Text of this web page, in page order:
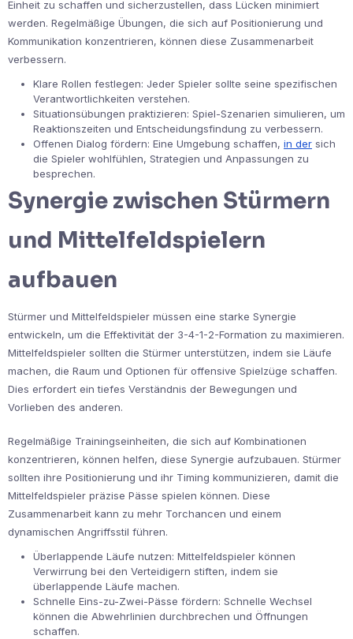
Einheit zu schaffen und sicherzustellen, dass Lücken minimiert
werden. Regelmäßige Übungen, die sich auf Positionierung und
Kommunikation konzentrieren, können diese Zusammenarbeit
verbessern.
Klare Rollen festlegen: Jeder Spieler sollte seine spezifischen
Verantwortlichkeiten verstehen.
Situationsübungen praktizieren: Spiel-Szenarien simulieren, um
Reaktionszeiten und Entscheidungsfindung zu verbessern.
Offenen Dialog fördern: Eine Umgebung schaffen, in der sich
die Spieler wohlfühlen, Strategien und Anpassungen zu
besprechen.
Synergie zwischen Stürmern
und Mittelfeldspielern
aufbauen
Stürmer und Mittelfeldspieler müssen eine starke Synergie
entwickeln, um die Effektivität der 3-4-1-2-Formation zu maximieren.
Mittelfeldspieler sollten die Stürmer unterstützen, indem sie Läufe
machen, die Raum und Optionen für offensive Spielzüge schaffen.
Dies erfordert ein tiefes Verständnis der Bewegungen und
Vorlieben des anderen.
Regelmäßige Trainingseinheiten, die sich auf Kombinationen
konzentrieren, können helfen, diese Synergie aufzubauen. Stürmer
sollten ihre Positionierung und ihr Timing kommunizieren, damit die
Mittelfeldspieler präzise Pässe spielen können. Diese
Zusammenarbeit kann zu mehr Torchancen und einem
dynamischen Angriffsstil führen.
Überlappende Läufe nutzen: Mittelfeldspieler können
Verwirrung bei den Verteidigern stiften, indem sie
überlappende Läufe machen.
Schnelle Eins-zu-Zwei-Pässe fördern: Schnelle Wechsel
können die Abwehrlinien durchbrechen und Öffnungen
schaffen.